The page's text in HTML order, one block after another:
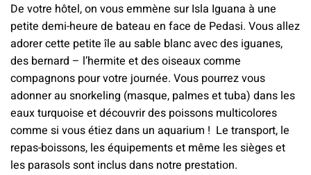
De votre hôtel, on vous emmène sur Isla Iguana à une
petite demi-heure de bateau en face de Pedasi. Vous allez
adorer cette petite île au sable blanc avec des iguanes,
des bernard – l’hermite et des oiseaux comme
compagnons pour votre journée. Vous pourrez vous
adonner au snorkeling (masque, palmes et tuba) dans les
eaux turquoise et découvrir des poissons multicolores
comme si vous étiez dans un aquarium ! Le transport, le
repas-boissons, les équipements et même les sièges et
les parasols sont inclus dans notre prestation.